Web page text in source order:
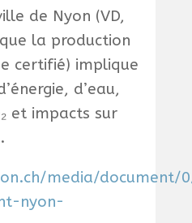
de Nyon (VD,
la production
certifié) implique
d’eau,
et impacts sur
media/document/
nyon-